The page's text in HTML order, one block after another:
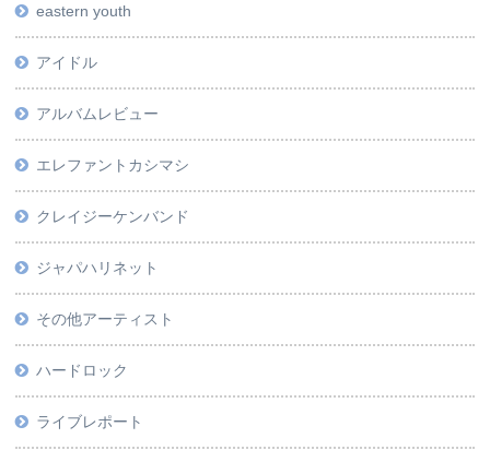
eastern youth
アイドル
アルバムレビュー
エレファントカシマシ
クレイジーケンバンド
ジャパハリネット
その他アーティスト
ハードロック
ライブレポート